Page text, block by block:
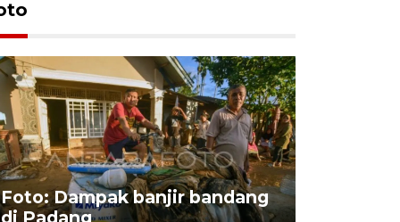
Foto: Dampak banjir bandang